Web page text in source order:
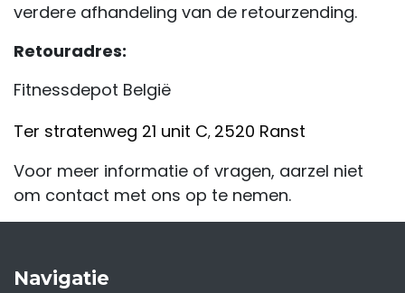
verdere afhandeling van de retourzending.
Retouradres:
Fitnessdepot België
Ter stratenweg 21 unit C, 2520 Ranst
Voor meer informatie of vragen, aarzel niet
om contact met ons op te nemen.
Navigatie